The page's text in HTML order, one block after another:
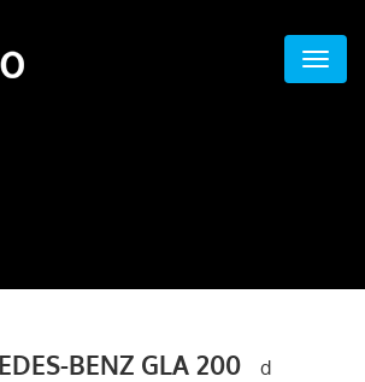
BENZ GLA 200
d